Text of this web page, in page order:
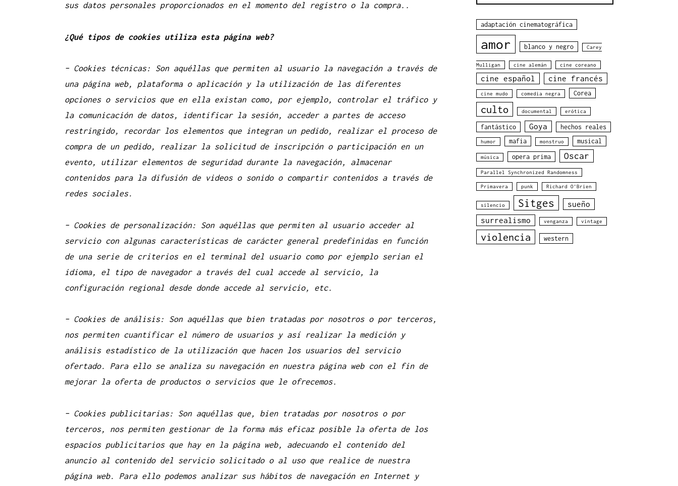
sus datos personales proporcionados en el momento del registro o la compra..
¿Qué tipos de cookies utiliza esta página web?
– Cookies
técnicas: Son aquéllas que permiten al usuario la navegación a través de
una página web, plataforma o aplicación y la utilización de las diferentes
opciones o servicios que en ella existan como, por ejemplo, controlar el tráfico y
la comunicación de datos, identificar la sesión, acceder a partes de acceso
restringido, recordar los elementos que integran un pedido, realizar el proceso de
compra de un pedido, realizar la solicitud de inscripción o participación en un
evento, utilizar elementos de seguridad durante la navegación, almacenar
contenidos para la difusión de videos o sonido o compartir contenidos a través de
redes sociales.
– Cookies de personalización: Son aquéllas que permiten al usuario acceder al
servicio con algunas características de carácter general predefinidas en función
de una serie de criterios en el terminal del usuario como por ejemplo serian el
idioma, el tipo de navegador a través del cual accede al servicio, la
configuración regional desde donde accede al servicio, etc.
– Cookies de análisis: Son aquéllas que bien tratadas por nosotros o por terceros,
nos permiten cuantificar el número de usuarios y así realizar la medición y
análisis estadístico de la utilización que hacen los usuarios del servicio
ofertado. Para ello se analiza su navegación en nuestra página web con el fin de
mejorar la oferta de productos o servicios que le ofrecemos.
– Cookies publicitarias: Son aquéllas que, bien tratadas por nosotros o por
terceros, nos permiten gestionar de la forma más eficaz posible la oferta de los
espacios publicitarios que hay en la página web, adecuando el contenido del
anuncio al contenido del servicio solicitado o al uso que realice de nuestra
página web. Para ello podemos analizar sus hábitos de navegación en Internet y
adaptación cinematográfica
amor blanco y negro Carey
Mulligan cine alemán cine coreano
cine español cine francés
cine mudo comedia negra Corea
culto documental erótica
fantástico Goya hechos reales
humor mafia monstruo musical
música opera prima Oscar
Parallel Synchronized Randomness
Primavera punk Richard O'Brien
silencio Sitges
sueño
surrealismo
venganza vintage
violencia western